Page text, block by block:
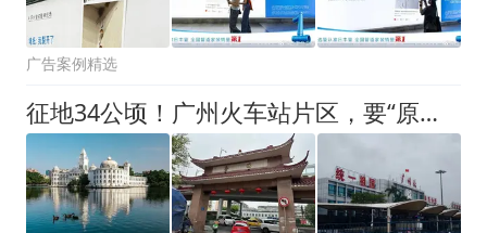
广告案例精选
征地34公顷！广州火车站片区，要“原地重生”？